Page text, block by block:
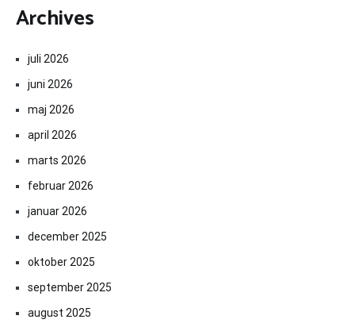
Archives
juli 2026
juni 2026
maj 2026
april 2026
marts 2026
februar 2026
januar 2026
december 2025
oktober 2025
september 2025
august 2025